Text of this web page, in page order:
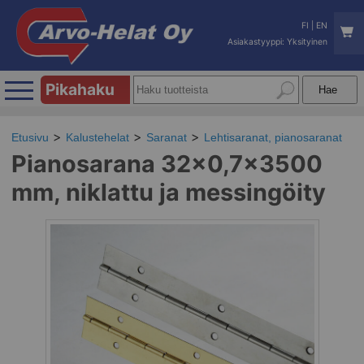
FI
EN
Asiakastyyppi: Yksityinen
Pikahaku
Etusivu Kalustehelat Saranat Lehtisaranat, pianosaranat
Pianosarana 32x0,7x3500
mm, niklattu ja messingöity